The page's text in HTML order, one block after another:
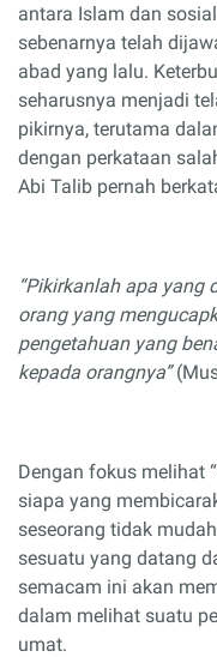
antara Islam dan
sebenarnya telah
abad yang lalu.
seharusnya menjadi
pikirnya, terutama
dengan perkataan
Abi Talib pernah
“Pikirkanlah apa yang
orang yang
pengetahuan yang
kepada orangnya”
Dengan fokus melihat
siapa yang
seseorang tidak mudah
sesuatu yang datang
semacam ini akan
dalam melihat suatu
umat.